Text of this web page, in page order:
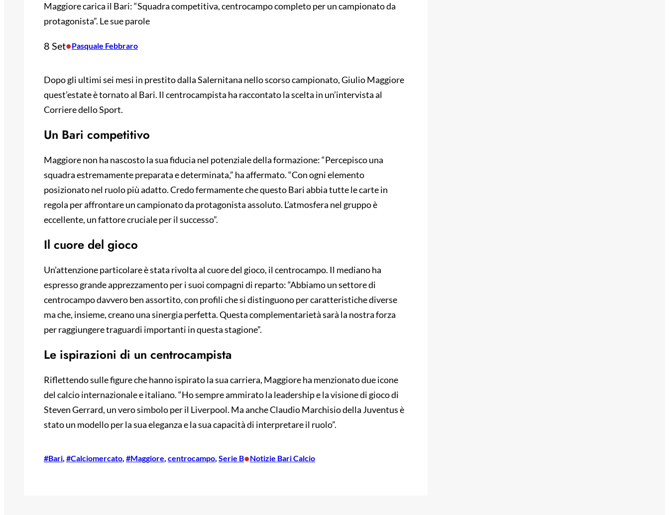
Maggiore carica il Bari: “Squadra competitiva, centrocampo completo per un campionato da
protagonista”. Le sue parole
8 Set•Pasquale Febbraro
Dopo gli ultimi sei mesi in prestito dalla Salernitana nello scorso campionato, Giulio Maggiore
quest’estate è tornato al Bari. Il centrocampista ha raccontato la scelta in un’intervista al
Corriere dello Sport.
Un Bari competitivo
Maggiore non ha nascosto la sua fiducia nel potenziale della formazione: “Percepisco una
squadra estremamente preparata e determinata,” ha affermato. “Con ogni elemento
posizionato nel ruolo più adatto. Credo fermamente che questo Bari abbia tutte le carte in
regola per affrontare un campionato da protagonista assoluto. L’atmosfera nel gruppo è
eccellente, un fattore cruciale per il successo”.
Il cuore del gioco
Un’attenzione particolare è stata rivolta al cuore del gioco, il centrocampo. Il mediano ha
espresso grande apprezzamento per i suoi compagni di reparto: “Abbiamo un settore di
centrocampo davvero ben assortito, con profili che si distinguono per caratteristiche diverse
ma che, insieme, creano una sinergia perfetta. Questa complementarietà sarà la nostra forza
per raggiungere traguardi importanti in questa stagione”.
Le ispirazioni di un centrocampista
Riflettendo sulle figure che hanno ispirato la sua carriera, Maggiore ha menzionato due icone
del calcio internazionale e italiano. “Ho sempre ammirato la leadership e la visione di gioco di
Steven Gerrard, un vero simbolo per il Liverpool. Ma anche Claudio Marchisio della Juventus è
stato un modello per la sua eleganza e la sua capacità di interpretare il ruolo”.
#Bari, #Calciomercato, #Maggiore, centrocampo, Serie B•Notizie Bari Calcio